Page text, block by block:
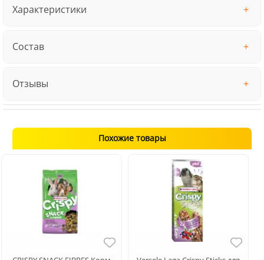
Характеристики
Состав
Отзывы
Похожие товары